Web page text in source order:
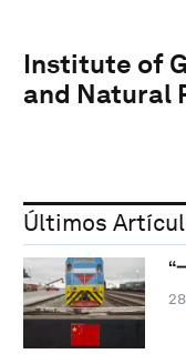
Institute of
and Natural
Últimos
“